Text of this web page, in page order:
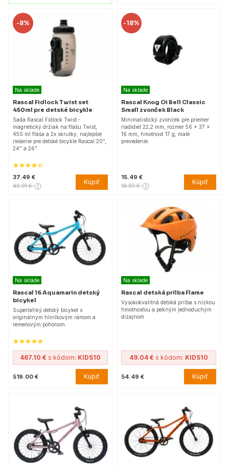
-8%
Na sklade
Rascal Fidlock Twist set
450ml pre detské bicykle
Sada Rascal Fidlock Twist -
magnetický držiak na fľašu Twist,
450 ml fľaša a 2x skrutky, najlepšie
riešenie pre detské bicykle Rascal 20",
24" a 26".
37.49 €
40.91 € Kúpiť
-18%
Na sklade
Rascal Knog Oi Bell Classic
Small zvonček Black
Minimalistický zvonček pre priemer
riadidiel 22,2 mm, rozmer 56 x 37 x
16 mm, hmotnosť 17 g, malé
prevedenie.
15.49 €
18.97 € Kúpiť
Na sklade
Rascal 16 Aquamarin detský
bicykel
Superľahký detský bicykel s
originálnym hliníkovým rámom a
remeňovým pohonom.
467.10 € s kódom: KIDS10
519.00 € Kúpiť
Na sklade
Rascal detská prilba Flame
Vysokokvalitná detská prilba s nízkou
hmotnosťou a pekným jednoduchým
dizajnom.
49.04 € s kódom: KIDS10
54.49 € Kúpiť